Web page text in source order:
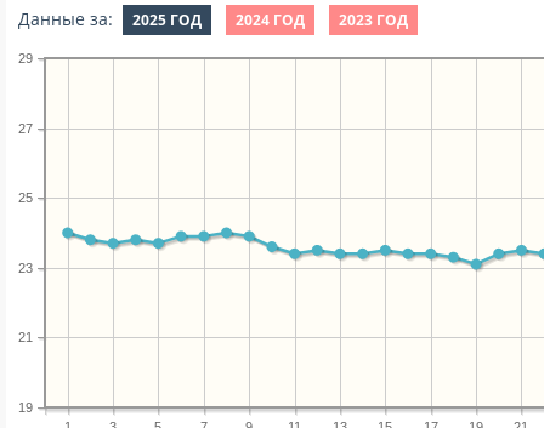
Данные за: 2025 ГОД 2024 ГОД 2023 ГОД
19
21
23
25
27
29